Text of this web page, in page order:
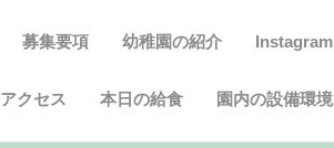
Instagram
幼稚園の紹介
募集要項
園内の設備環境
本日の給食
アクセス